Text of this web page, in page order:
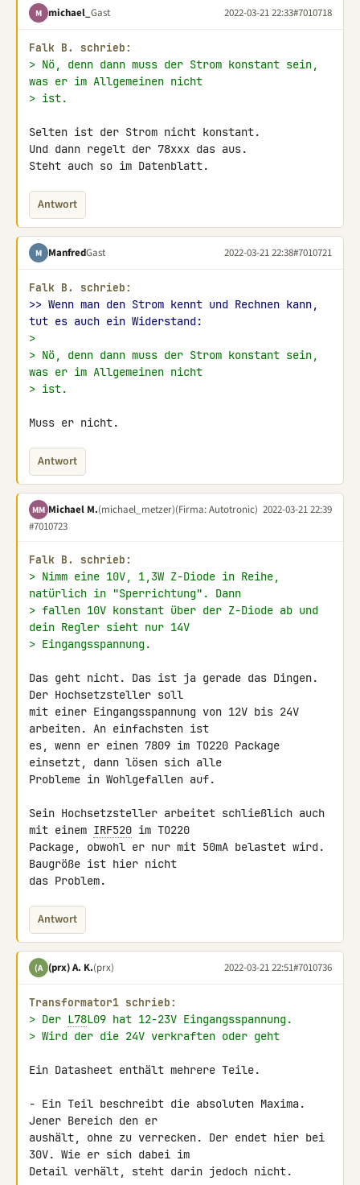
M michael_Gast 2022-03-21 22:33#7010718
Falk B. schrieb:
> Nö, denn dann muss der Strom konstant sein,
was er im Allgemeinen nicht
> ist.
Selten ist der Strom nicht konstant.
Und dann regelt der 78xxx das aus.
Steht auch so im Datenblatt.
Antwort
M ManfredGast 2022-03-21 22:38#7010721
Falk B. schrieb:
>> Wenn man den Strom kennt und Rechnen kann,
tut es auch ein Widerstand:
>
> Nö, denn dann muss der Strom konstant sein,
was er im Allgemeinen nicht
> ist.
Muss er nicht.
Antwort
MM Michael M.(michael_metzer)(Firma: Autotronic) 2022-03-21 22:39
#7010723
Falk B. schrieb:
> Nimm eine 10V, 1,3W Z-Diode in Reihe,
natürlich in "Sperrichtung". Dann
> fallen 10V konstant über der Z-Diode ab und
dein Regler sieht nur 14V
> Eingangsspannung.
Das geht nicht. Das ist ja gerade das Dingen.
Der Hochsetzsteller soll
mit einer Eingangsspannung von 12V bis 24V
arbeiten. An einfachsten ist
es, wenn er einen 7809 im TO220 Package
einsetzt, dann lösen sich alle
Probleme in Wohlgefallen auf.
Sein Hochsetzsteller arbeitet schließlich auch
mit einem IRF520 im TO220
Package, obwohl er nur mit 50mA belastet wird.
Baugröße ist hier nicht
das Problem.
Antwort
(A (prx) A. K.(prx) 2022-03-21 22:51#7010736
Transformator1 schrieb:
> Der L78L09 hat 12-23V Eingangsspannung.
> Wird der die 24V verkraften oder geht
Ein Datasheet enthält mehrere Teile.
- Ein Teil beschreibt die absoluten Maxima.
Jener Bereich den er
aushält, ohne zu verrecken. Der endet hier bei
30V. Wie er sich dabei im
Detail verhält, steht darin jedoch nicht.